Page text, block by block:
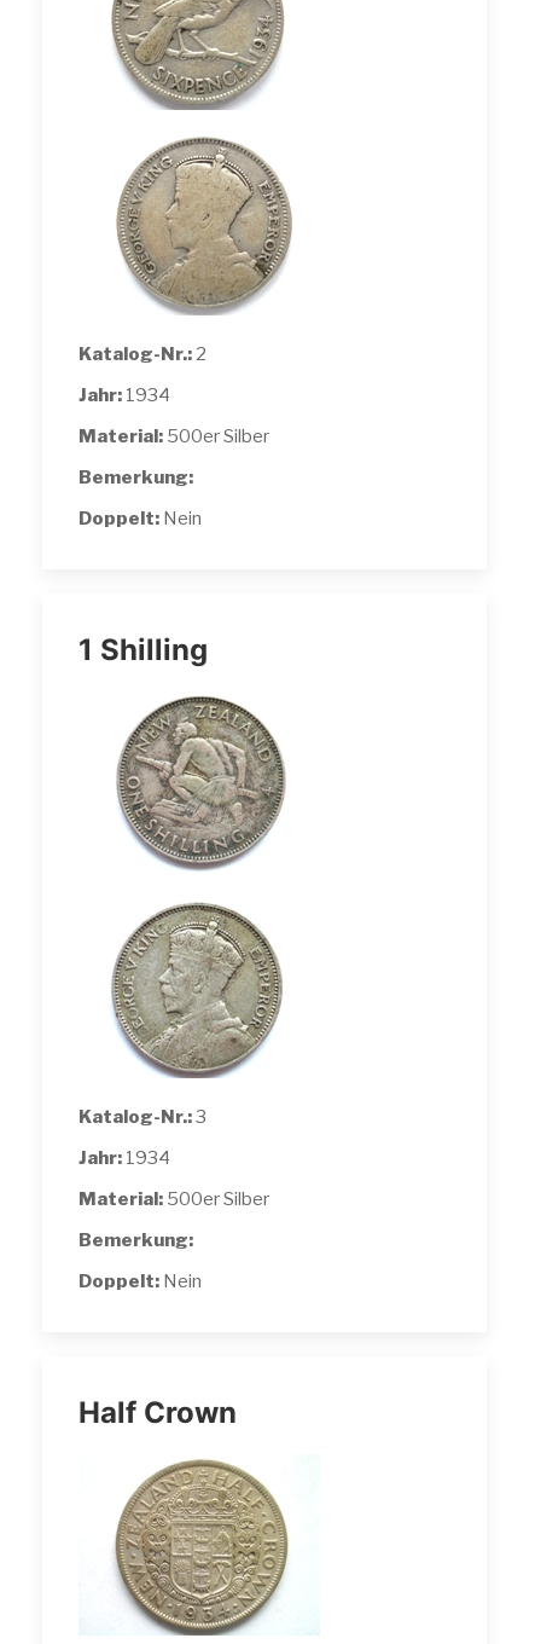
Katalog-Nr.: 2
Jahr: 1934
Material: 500er Silber
Bemerkung:
Doppelt: Nein
1 Shilling
Katalog-Nr.:3
Jahr: 1934
Material: 500er Silber
Bemerkung:
Doppelt: Nein
Half Crown